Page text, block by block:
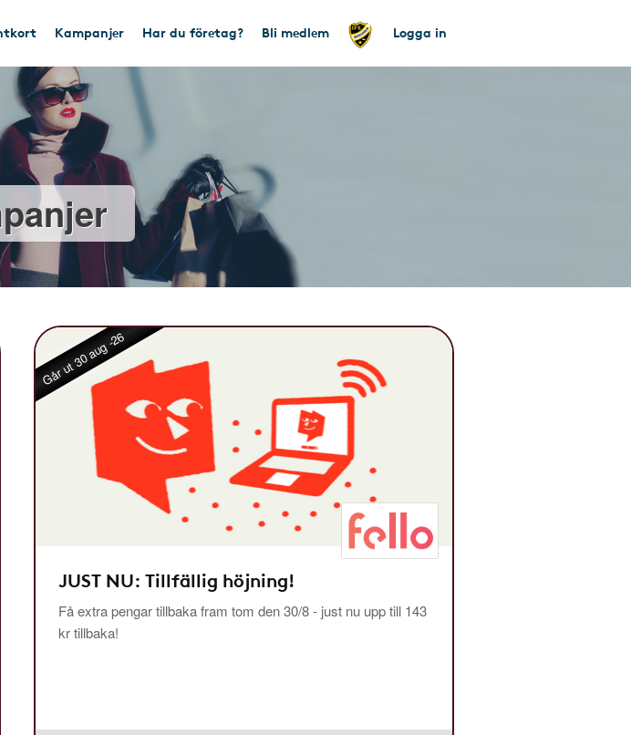
Kampanjer Har du företag? Bli medlem Logga in
Går ut 30 aug -26
JUST NU: Tillfällig höjning!
Få extra pengar tillbaka fram tom den 30/8 - just nu upp till 143
kr tillbaka!